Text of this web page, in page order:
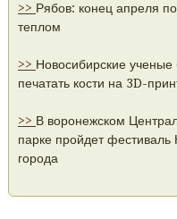
>> Рябов: конец апреля
теплом
>> Новосибирские ученые
печатать кости на 3D-
>> В воронежском
парке пройдет фестиваль
города